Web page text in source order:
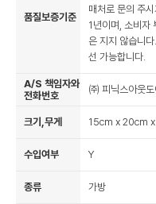
품질보증기준
매처로 문의 주
1년이며, 소비자
은 지지 않습니
선 가능합니다.
A/S 책임자와
전화번호
㈜ 피닉스아웃
크기,무게 15cm x 20cm
수입여부 Y
종류 가방